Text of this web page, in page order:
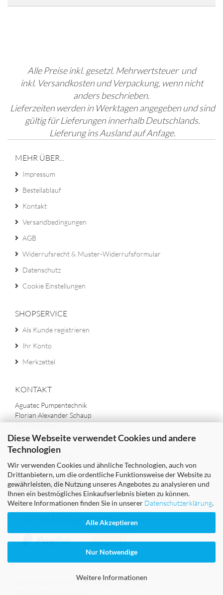
Diese Webseite verwendet Cookies und andere
Technologien
Wir verwenden Cookies und ähnliche Technologien, auch von
Drittanbietern, um die ordentliche Funktionsweise der Website zu
gewährleisten, die Nutzung unseres Angebotes zu analysieren und
Ihnen ein bestmögliches Einkaufserlebnis bieten zu können.
Weitere Informationen finden Sie in unserer Datenschutzerklärung.
Alle Akzeptieren
Nur Notwendige
Weitere Informationen
Alle Preise inkl. gesetzl. Mehrwertsteuer und
inkl. Versandkosten und Verpackung, wenn nicht
anders beschrieben.
Lieferzeiten werden in Werktagen angegeben und sind
gültig für Lieferungen innerhalb Deutschlands.
Lieferung ins Ausland auf Anfage.
MEHR ÜBER...
Impressum
Bestellablauf
Kontakt
Versandbedingungen
AGB
Widerrufsrecht & Muster-Widerrufsformular
Datenschutz
Cookie Einstellungen
SHOPSERVICE
Als Kunde registrieren
Ihr Konto
Merkzettel
KONTAKT
Aguatec Pumpentechnik
Florian Alexander Schaup
Siedlungsweg 8
51647 Gummersbach
Telefon: 0 2763 / 6343
Mobil: 017634418217
Mail: info@aguatec.de
Vertrag widerrufen
SICHER EINKAUFEN MIT
Onlineshop eröffnenmit Gambio.de © 2026